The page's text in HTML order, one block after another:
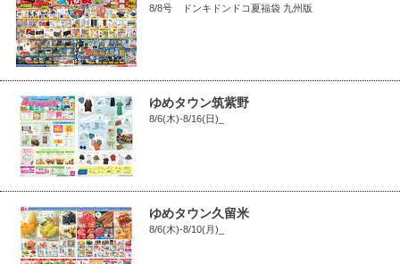
8/8号 ドンキドンドコ夏福袋 九州版
ゆめタウン筑紫野
8/6(木)-8/16(日)_
ゆめタウン久留米
8/6(木)-8/10(月)_